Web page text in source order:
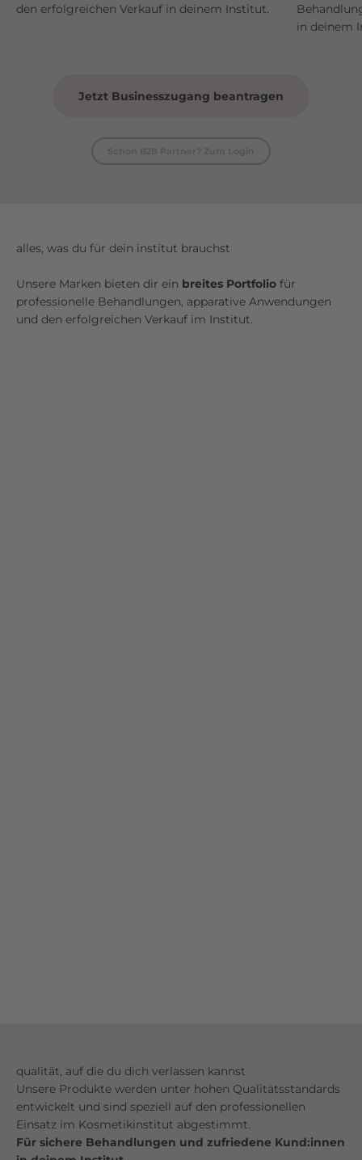
den erfolgreichen Verkauf in deinem Institut.
in deinem
Jetzt Businesszugang beantragen
alles, was du für dein institut brauchst
Unsere Marken bieten dir ein breites Portfolio für
professionelle Behandlungen, apparative Anwendungen
und den erfolgreichen Verkauf im Institut.
qualität, auf die du dich verlassen kannst
Unsere Produkte werden unter hohen Qualitätsstandards
entwickelt und sind speziell auf den professionellen
Einsatz im Kosmetikinstitut abgestimmt.
Für sichere Behandlungen und zufriedene Kund:innen